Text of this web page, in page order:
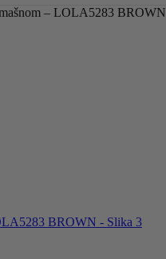
– LOLA5283 BROWN